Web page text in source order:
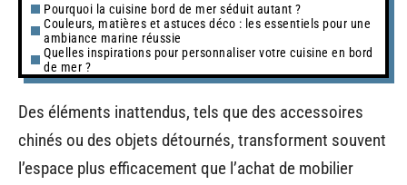
Pourquoi la cuisine bord de mer séduit autant ?
Couleurs, matières et astuces déco : les essentiels pour une
ambiance marine réussie
Quelles inspirations pour personnaliser votre cuisine en bord
de mer ?
Des éléments inattendus, tels que des accessoires
chinés ou des objets détournés, transforment souvent
l’espace plus efficacement que l’achat de mobilier